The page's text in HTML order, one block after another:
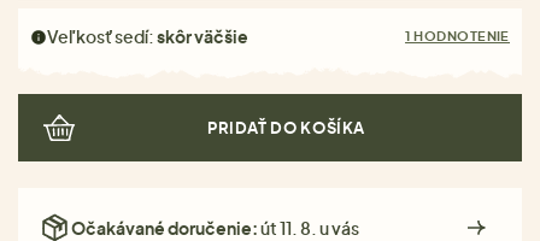
Veľkosť sedí:skôr väčšie 1 HODNOTENIE
PRIDAŤ DO KOŠÍKA
Očakávané doručenie:út 11. 8. u vás